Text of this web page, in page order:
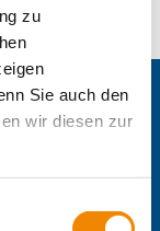
zu
Sie auch den
wir diesen zur
und